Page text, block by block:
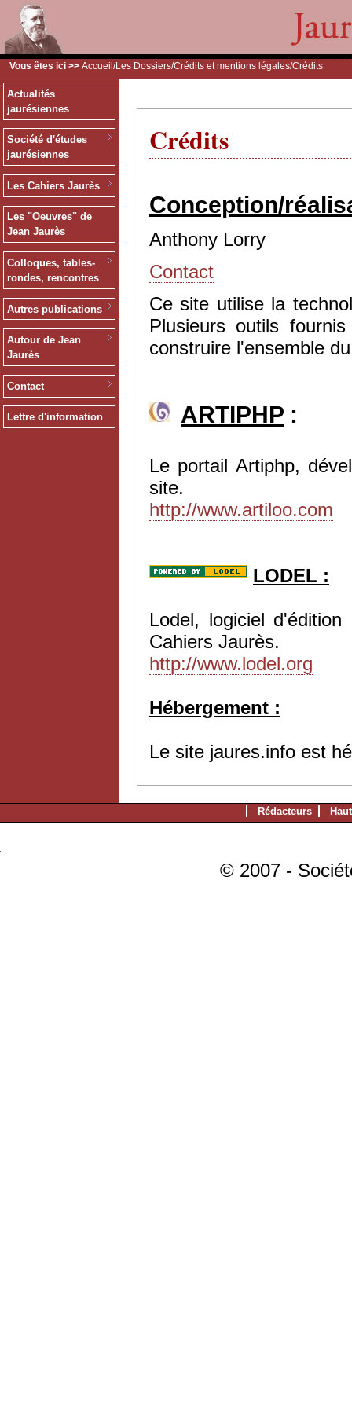
Vous êtes ici >> Accueil /Les Dossiers/Crédits et mentions légales/Crédits
Actualités
jaurésiennes
Société d'études
jaurésiennes
Les Cahiers Jaurès
Les "Oeuvres" de
Jean Jaurès
Colloques, tables-
rondes, rencontres
Autres publications
Autour de Jean
Jaurès
Contact
Lettre d'information
Crédits
Conception/
Anthony Lorry
Contact
Ce site utilise la
Plusieurs outils
construire l'ensemble
ARTIPHP :
Le portail Artiphp,
site.
http://www.artiloo.com
LODEL :
Lodel, logiciel
Cahiers Jaurès.
http://www.lodel.org
Hébergement :
Le site jaures.info est
Rédacteurs
© 2007 -